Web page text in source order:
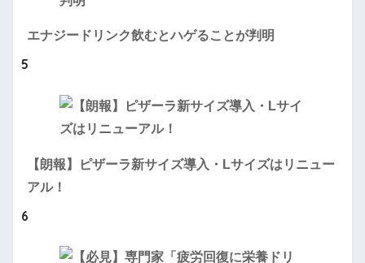
エナジードリンク飲むとハゲることが判明
5
【朗報】ピザーラ新サイズ導入・Lサイズはリニュー
アル！
6